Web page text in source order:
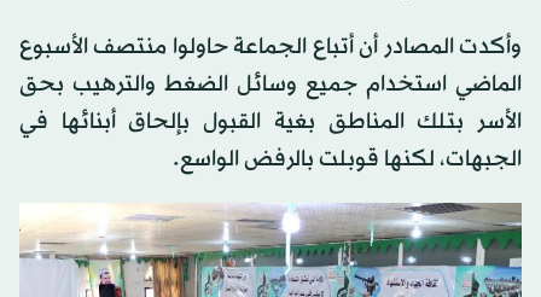
وأكدت المصادر أن أتباع الجماعة حاولوا منتصف الأسبوع
الماضي استخدام جميع وسائل الضغط والترهيب بحق
الأسر بتلك المناطق بغية القبول بإلحاق أبنائها في
الجبهات، لكنها قوبلت بالرفض الواسع.